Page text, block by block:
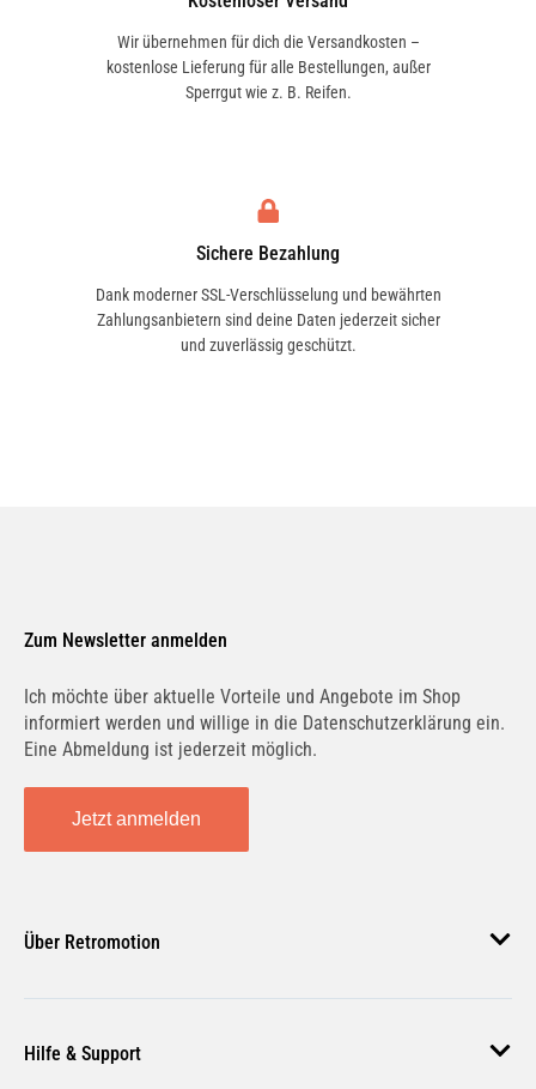
Wir übernehmen für dich die Versandkosten –
kostenlose Lieferung für alle Bestellungen, außer
Sperrgut wie z. B. Reifen.
Sichere Bezahlung
Dank moderner SSL-Verschlüsselung und bewährten
Zahlungsanbietern sind deine Daten jederzeit sicher
und zuverlässig geschützt.
Zum Newsletter anmelden
Ich möchte über aktuelle Vorteile und Angebote im Shop
informiert werden und willige in die Datenschutzerklärung ein.
Eine Abmeldung ist jederzeit möglich.
Jetzt anmelden
Über Retromotion
Unsere Jobs
Hilfe & Support